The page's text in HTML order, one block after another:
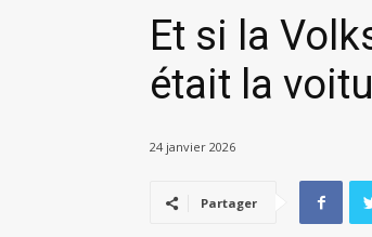
Et si la
était la
24 janvier 2026
Partager